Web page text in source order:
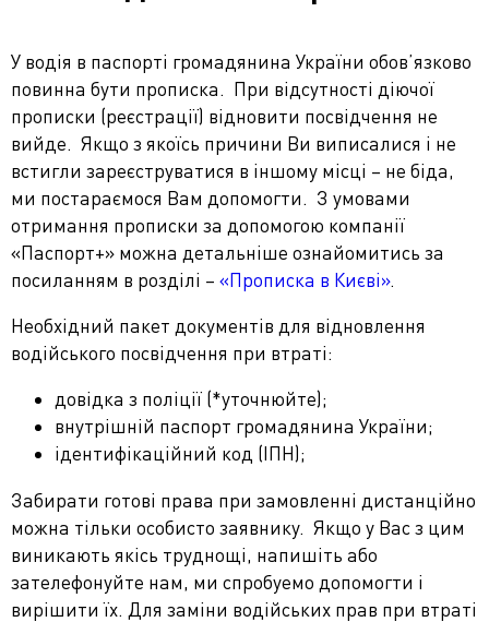
У водія в паспорті громадянина України обов’язково
повинна бути прописка. При відсутності діючої
прописки (реєстрації) відновити посвідчення не
вийде. Якщо з якоїсь причини Ви виписалися і не
встигли зареєструватися в іншому місці – не біда,
ми постараємося Вам допомогти. З умовами
отримання прописки за допомогою компанії
«Паспорт+» можна детальніше ознайомитись за
посиланням в розділі –«Прописка в Києві».
Необхідний пакет документів для відновлення
водійського посвідчення при втраті:
довідка з поліції (*уточнюйте);
внутрішній паспорт громадянина України;
ідентифікаційний код (ІПН);
Забирати готові права при замовленні дистанційно
можна тільки особисто заявнику. Якщо у Вас з цим
виникають якісь труднощі, напишіть або
зателефонуйте нам, ми спробуемо допомогти і
вирішити їх. Для заміни водійських прав при втраті